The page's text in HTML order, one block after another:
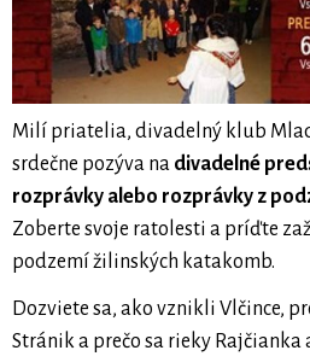
Milí priatelia, divadelný klub
srdečne pozýva na divadelné
rozprávky alebo rozprávky z
Zoberte svoje ratolesti a príďte
podzemí žilinských katakomb.
Dozviete sa, ako vznikli Vlčince,
Stránik a prečo sa rieky Rajčianka